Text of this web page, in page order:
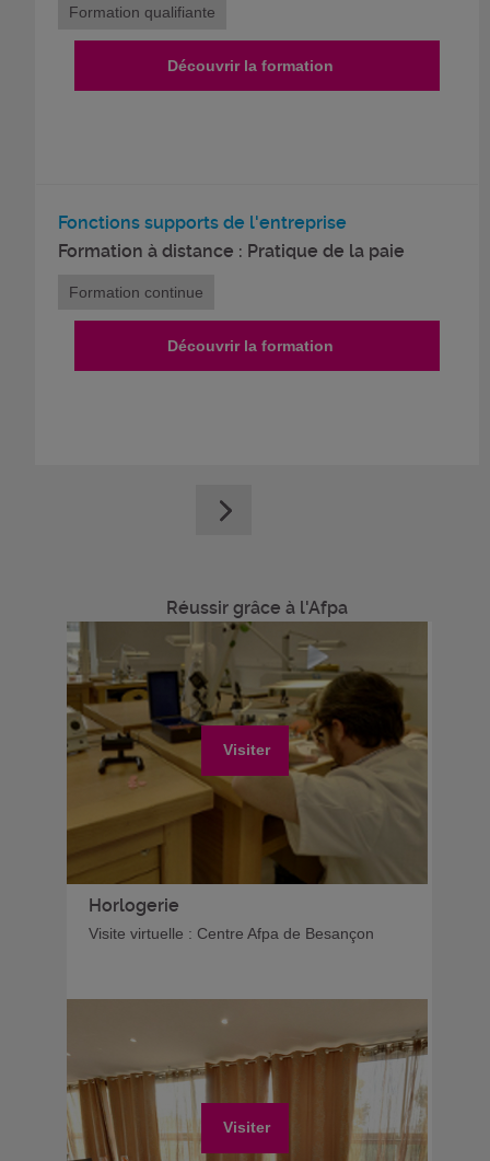
Formation qualifiante
Découvrir la formation
Fonctions supports de l'entreprise
Formation à distance : Pratique de la paie
Formation continue
Découvrir la formation
Réussir grâce à l'Afpa
Visiter
Horlogerie
Visite virtuelle : Centre Afpa de Besançon
Visiter